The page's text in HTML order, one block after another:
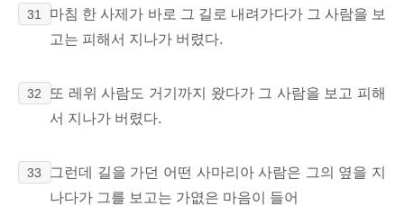
31
마침 한 사제가 바로 그 길로 내려가다가 그 사람을 보
고는 피해서 지나가 버렸다.
32
또 레위 사람도 거기까지 왔다가 그 사람을 보고 피해
서 지나가 버렸다.
33
그런데 길을 가던 어떤 사마리아 사람은 그의 옆을 지
나다가 그를 보고는 가엾은 마음이 들어